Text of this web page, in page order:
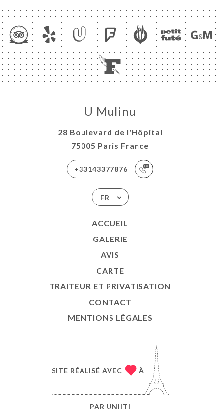
U Mulinu
28 Boulevard de l'Hôpital
75005 Paris France
+33143377876
FR
ACCUEIL
GALERIE
AVIS
CARTE
TRAITEUR ET PRIVATISATION
CONTACT
MENTIONS LÉGALES
SITE RÉALISÉ AVEC À
PAR UNIITI